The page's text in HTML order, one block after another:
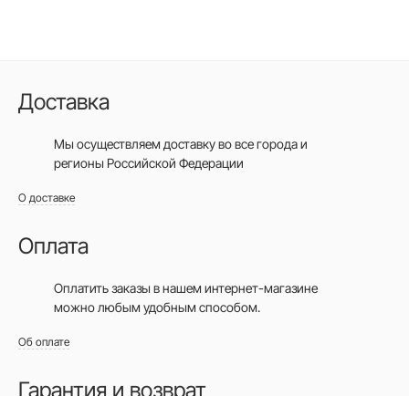
Доставка
Мы осуществляем доставку во все городаи
регионы Российской Федерации
О доставке
Оплата
Оплатить заказы в нашем интернет-магазине
можно любым удобным способом.
Об оплате
Гарантия и возврат